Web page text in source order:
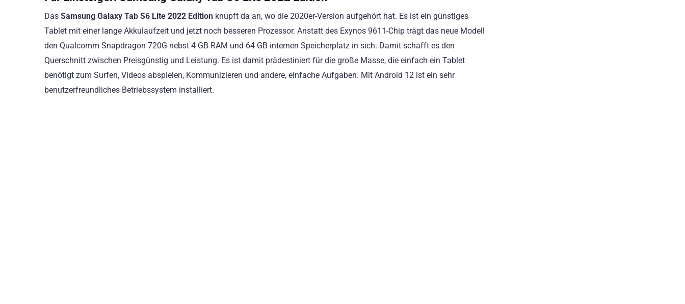
Das Samsung Galaxy Tab S6 Lite 2022 Edition knüpft da an, wo die 2020er-Version aufgehört hat. Es ist ein günstiges
Tablet mit einer lange Akkulaufzeit und jetzt noch besseren Prozessor. Anstatt des Exynos 9611-Chip trägt das neue Modell
den Qualcomm Snapdragon 720G nebst 4 GB RAM und 64 GB internen Speicherplatz in sich. Damit schafft es den
Querschnitt zwischen Preisgünstig und Leistung. Es ist damit prädestiniert für die große Masse, die einfach ein Tablet
benötigt zum Surfen, Videos abspielen, Kommunizieren und andere, einfache Aufgaben. Mit Android 12 ist ein sehr
benutzerfreundliches Betriebssystem installiert.